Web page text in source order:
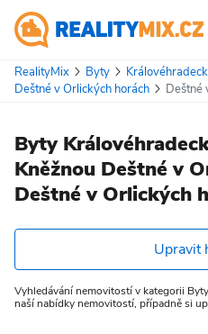
RealityMix Byty
Deštné v Orlických horách
Deštné
Byty
Kněžnou Deštné v
Deštné v Orlických
Upravit
Vyhledávání nemovitostí v kategorii
naší nabídky nemovitostí, případně si